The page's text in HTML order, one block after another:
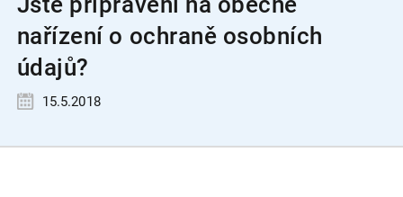
nařízení o ochraně osobních
údajů?
15.5.2018